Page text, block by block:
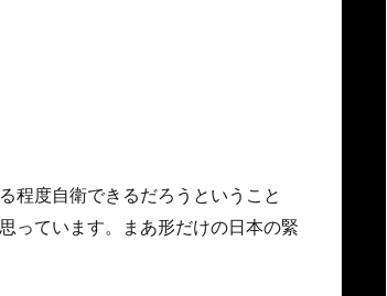
程度自衛できるだろうということ
っています。まあ形だけの日本の緊